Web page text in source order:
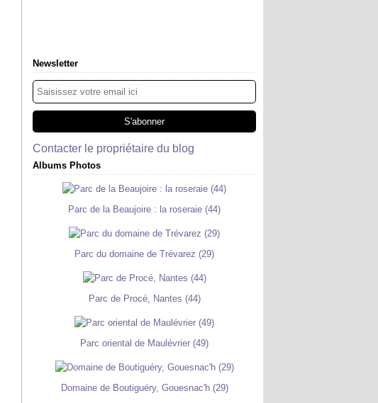
Newsletter
Contacter le propriétaire du blog
Albums Photos
Parc de la Beaujoire : la roseraie (44)
Parc du domaine de Trévarez (29)
Parc de Procé, Nantes (44)
Parc oriental de Maulévrier (49)
Domaine de Boutiguéry, Gouesnac'h (29)